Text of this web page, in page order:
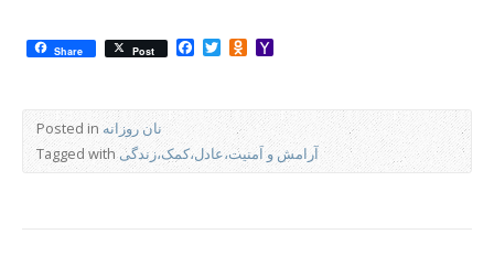
Share Post Facebook
TwitterOdnoklassniki
Posted in نان روزانه
Tagged withآرامش و اَمنیت،عادل،کمک،زندگی